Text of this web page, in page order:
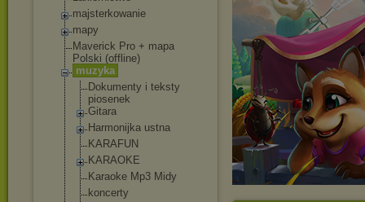
majsterkowanie
mapy
Maverick Pro + mapa
Polski (offline)
muzyka
Dokumenty i teksty
piosenek
Gitara
Harmonijka ustna
KARAFUN
KARAOKE
Karaoke Mp3 Midy
koncerty